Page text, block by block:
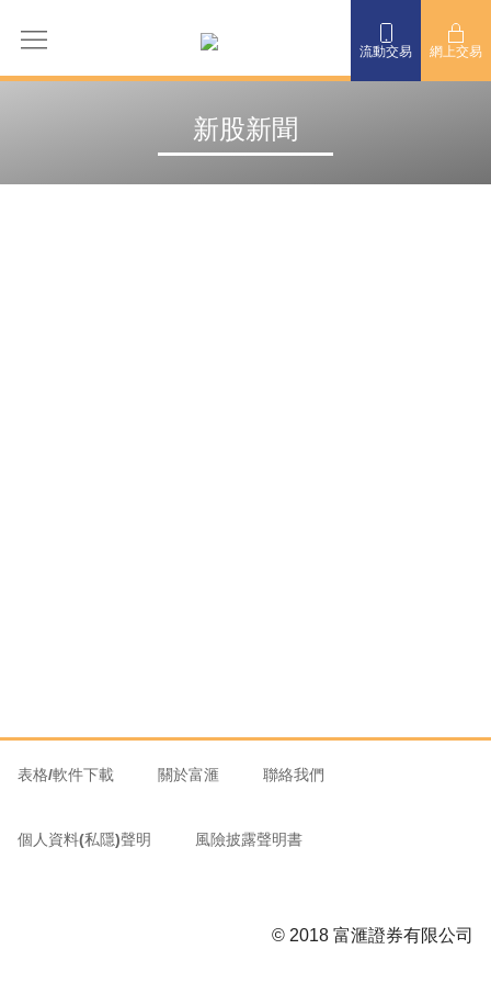
流動交易 網上交易
新股新聞
表格/軟件下載 關於富滙 聯絡我們
個人資料(私隱)聲明 風險披露聲明書
© 2018 富滙證券有限公司